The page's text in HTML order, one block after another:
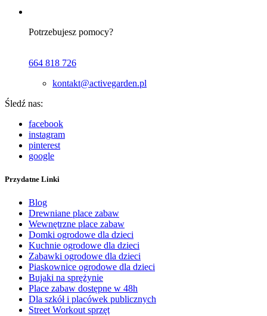
Potrzebujesz pomocy?
664 818 726
kontakt@activegarden.pl
Śledź nas:
facebook
instagram
pinterest
google
Przydatne Linki
Blog
Drewniane place zabaw
Wewnętrzne place zabaw
Domki ogrodowe dla dzieci
Kuchnie ogrodowe dla dzieci
Zabawki ogrodowe dla dzieci
Piaskownice ogrodowe dla dzieci
Bujaki na sprężynie
Place zabaw dostępne w 48h
Dla szkół i placówek publicznych
Street Workout sprzęt